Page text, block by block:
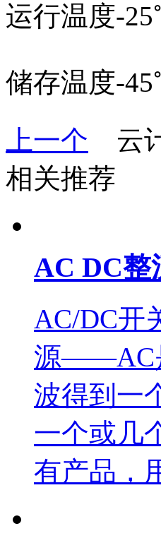
运行温度-
储存温度-
上一个 云
相关推荐
AC DC整
AC/DC开
源——AC
波得到一
一个或几
有产品，